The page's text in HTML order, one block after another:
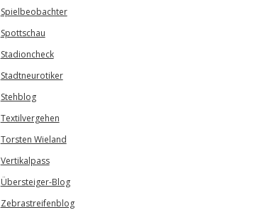
Spielbeobachter
Spottschau
Stadioncheck
Stadtneurotiker
Stehblog
Textilvergehen
Torsten Wieland
Vertikalpass
Übersteiger-Blog
Zebrastreifenblog